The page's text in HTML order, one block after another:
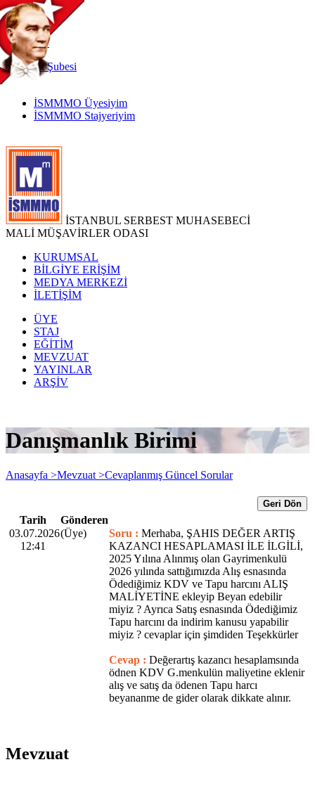
TR
|
EN
İnternetŞubesi
İSMMMO Üyesiyim
İSMMMO Stajyeriyim
İSTANBUL SERBEST MUHASEBECİ
MALİ MÜŞAVİRLER ODASI
KURUMSAL
BİLGİYE ERİŞİM
MEDYA MERKEZİ
İLETİŞİM
ÜYE
STAJ
EĞİTİM
MEVZUAT
YAYINLAR
ARŞİV
Danışmanlık Birimi
Anasayfa >Mevzuat >Cevaplanmış Güncel Sorular
Geri Dön
Tarih
Gönderen
03.07.2026
12:41
(Üye) Soru : Merhaba, ŞAHIS DEĞER ARTIŞ
KAZANCI HESAPLAMASI İLE İLGİLİ,
2025 Yılına Alınmış olan Gayrimenkulü
2026 yılında sattığımızda Alış esnasında
Ödediğimiz KDV ve Tapu harcını ALIŞ
MALİYETİNE ekleyip Beyan edebilir
miyiz ? Ayrıca Satış esnasında Ödediğimiz
Tapu harcını da indirim kanusu yapabilir
miyiz ? cevaplar için şimdiden Teşekkürler
Cevap : Değerartış kazancı hesaplamsında
ödnen KDV G.menkulün maliyetine eklenir
alış ve satış da ödenen Tapu harcı
beyananme de gider olarak dikkate alınır.
Mevzuat